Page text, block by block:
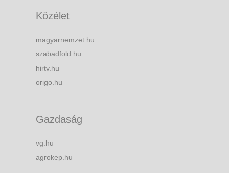
Közélet
magyarnemzet.hu
szabadfold.hu
hirtv.hu
origo.hu
Gazdaság
vg.hu
agrokep.hu